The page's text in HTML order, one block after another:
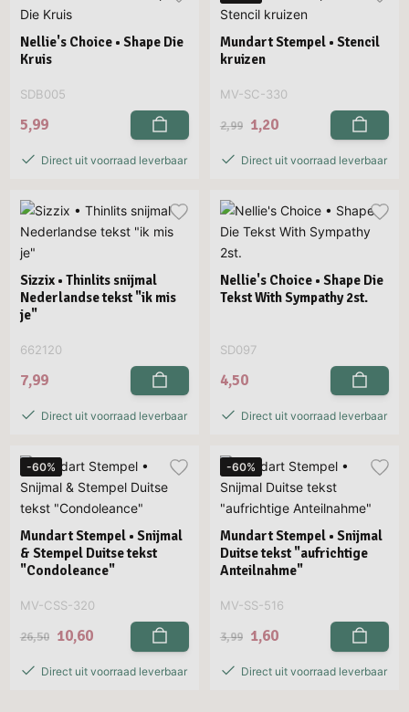
Nellie's Choice • Shape Die
Kruis
SDB005
5,99
Direct uit voorraad leverbaar
Mundart Stempel • Stencil
kruizen
MV-SC-330
2,99 1,20
Direct uit voorraad leverbaar
Sizzix • Thinlits snijmal
Nederlandse tekst "ik mis
je"
662120
7,99
Direct uit voorraad leverbaar
Nellie's Choice • Shape Die
Tekst With Sympathy 2st.
SD097
4,50
Direct uit voorraad leverbaar
-60%
Mundart Stempel • Snijmal
& Stempel Duitse tekst
"Condoleance"
MV-CSS-320
26,50 10,60
Direct uit voorraad leverbaar
-60%
Mundart Stempel • Snijmal
Duitse tekst "aufrichtige
Anteilnahme"
MV-SS-516
3,99 1,60
Direct uit voorraad leverbaar